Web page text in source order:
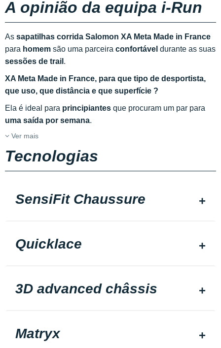
A opinião da equipa i-Run
As sapatilhas corrida Salomon XA Meta Made in France
para homem são uma parceira confortável durante as suas
sessões de trail .
XA Meta Made in France, para que tipo de desportista,
que uso, que distância e que superfície ?
Ela é ideal para principiantes que procuram um par para
uma saída por semana.
Ver mais
Tecnologias
SensiFit Chaussure
Quicklace
3D advanced châssis
Matryx